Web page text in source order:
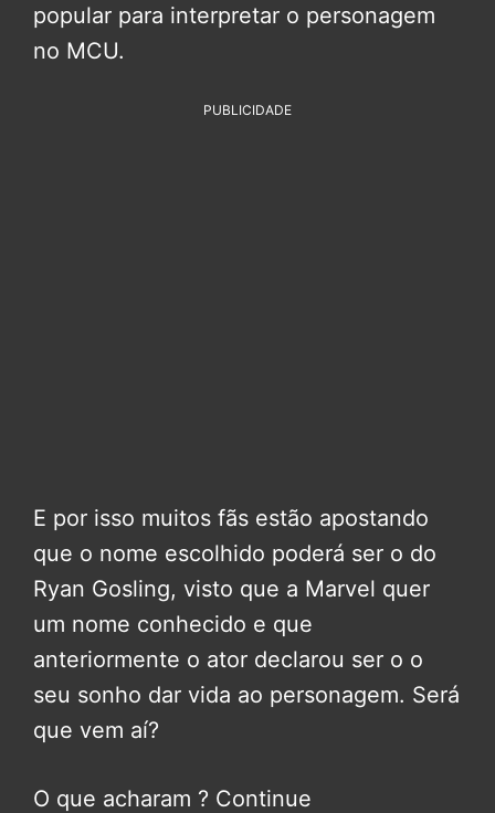
popular para interpretar o personagem
no MCU.
PUBLICIDADE
E por isso muitos fãs estão apostando
que o nome escolhido poderá ser o do
Ryan Gosling, visto que a Marvel quer
um nome conhecido e que
anteriormente o ator declarou ser o o
seu sonho dar vida ao personagem. Será
que vem aí?
O que acharam ? Continue